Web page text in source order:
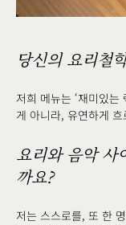
당신의 요리철
저희 메뉴는 ‘재미있
게 아니라, 유연하게
요리와 음악
까요?
저는 스스로를, 또 한